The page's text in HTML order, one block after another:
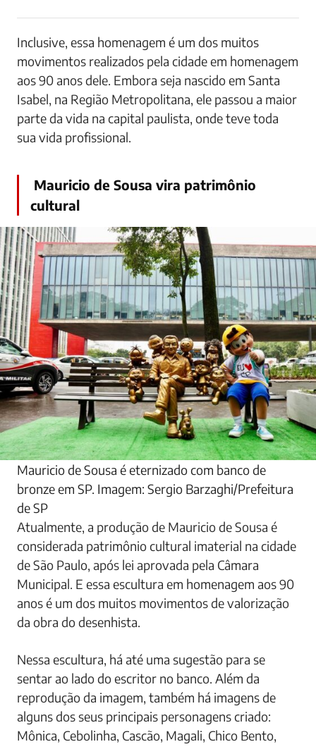
Inclusive, essa homenagem é um dos muitos
movimentos realizados pela cidade em homenagem
aos 90 anos dele. Embora seja nascido em Santa
Isabel, na Região Metropolitana, ele passou a maior
parte da vida na capital paulista, onde teve toda
sua vida profissional.
Mauricio de Sousa vira patrimônio
cultural
Mauricio de Sousa é eternizado com banco de
bronze em SP. Imagem: Sergio Barzaghi/Prefeitura
de SP
Atualmente, a produção de Mauricio de Sousa é
considerada patrimônio cultural imaterial na cidade
de São Paulo, após lei aprovada pela Câmara
Municipal. E essa escultura em homenagem aos 90
anos é um dos muitos movimentos de valorização
da obra do desenhista.
Nessa escultura, há até uma sugestão para se
sentar ao lado do escritor no banco. Além da
reprodução da imagem, também há imagens de
alguns dos seus principais personagens criado:
Mônica, Cebolinha, Cascão, Magali, Chico Bento,